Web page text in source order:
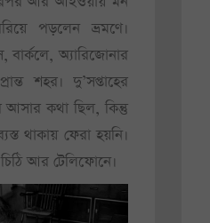
পড়লেন ভ্রমণে।
অ্যারিজোনার
শহর। দু’সপ্তাহের
আসার কথা ছিল, কিন্তু
থাকায় ফেরা হয়নি।
আর টেলিফোনে।